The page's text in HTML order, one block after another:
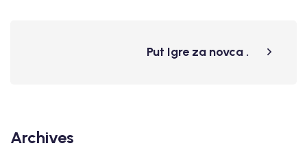
Put Igre za novca .
Archives